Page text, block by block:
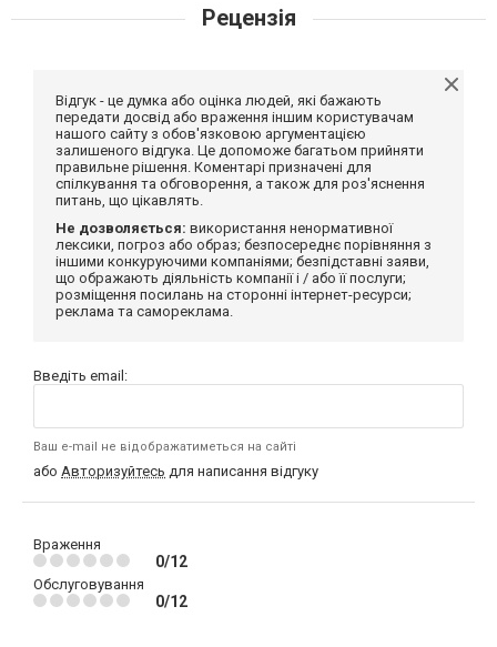
Рецензія
Відгук - це думка або оцінка людей, які бажають
передати досвід або враження іншим користувачам
нашого сайту з обов'язковою аргументацією
залишеного відгука. Це допоможе багатьом прийняти
правильне рішення. Коментарі призначені для
спілкування та обговорення, а також для роз'яснення
питань, що цікавлять.
Не дозволяється: використання ненормативної
лексики, погроз або образ; безпосереднє порівняння з
іншими конкуруючими компаніями; безпідставні заяви,
що ображають діяльність компанії і / або її послуги;
розміщення посилань на сторонні інтернет-ресурси;
реклама та самореклама.
Введіть email:
Ваш e-mail не відображатиметься на сайті
або Авторизуйтесь для написання відгуку
Враження
0/12
Обслуговування
0/12